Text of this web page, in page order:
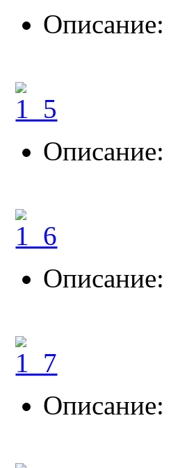
Описание:
Описание:
Описание:
Описание: